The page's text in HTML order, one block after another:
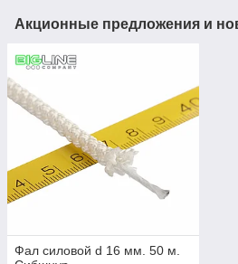
Акционные предложения и
Фал силовой d 16 мм. 50 м.